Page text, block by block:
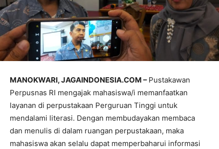
MANOKWARI, JAGAINDONESIA.COM – Pustakawan
Perpusnas RI mengajak mahasiswa/i memanfaatkan
layanan di perpustakaan Perguruan Tinggi untuk
mendalami literasi. Dengan membudayakan membaca
dan menulis di dalam ruangan perpustakaan, maka
mahasiswa akan selalu dapat memperbaharui informasi